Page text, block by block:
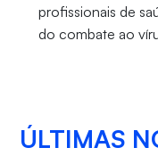
profissionais de
do combate ao
ÚLTIMAS